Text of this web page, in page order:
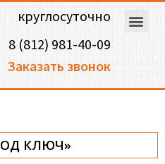
круглосуточно
8 (812) 981-40-09
Заказать звонок
КЛЮЧ»